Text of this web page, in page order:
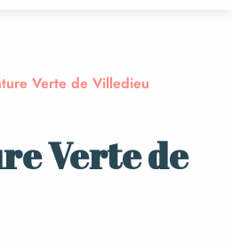
Verte de Villedieu
Verte de